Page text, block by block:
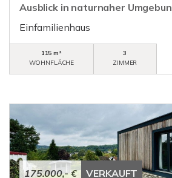
Ausblick in naturnaher
Einfamilienhaus
115 m²
WOHNFLÄCHE
3
ZIMMER
175.000,- € VERKAUFT